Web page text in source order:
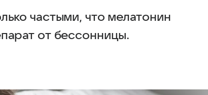
частыми, что мелатонин
от бессонницы.